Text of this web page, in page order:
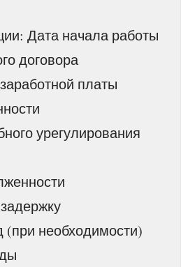
Дата начала работы
договора
платы
урегулирования
необходимости)